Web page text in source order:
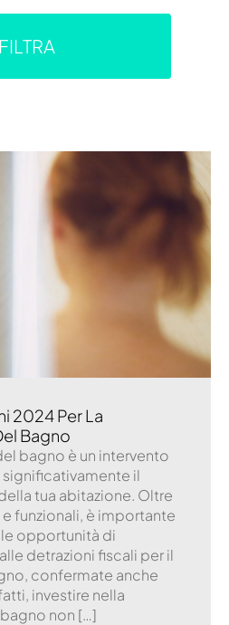
FILTRA
2024 Per La
Bagno
bagno è un intervento
il
tua abitazione. Oltre
funzionali, è importante
opportunità di
detrazioni fiscali per il
confermate anche
investire nella
non […]